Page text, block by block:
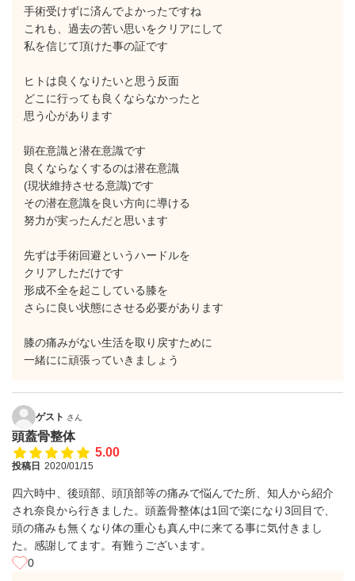
手術受けずに済んでよかったですね
これも、過去の苦い思いをクリアにして
私を信じて頂けた事の証です
ヒトは良くなりたいと思う反面
どこに行っても良くならなかったと
思う心があります
顕在意識と潜在意識です
良くならなくするのは潜在意識
(現状維持させる意識)です
その潜在意識を良い方向に導ける
努力が実ったんだと思います
先ずは手術回避というハードルを
クリアしただけです
形成不全を起こしている膝を
さらに良い状態にさせる必要があります
膝の痛みがない生活を取り戻すために
一緒にに頑張っていきましょう
ゲスト さん
頭蓋骨整体
5.00
投稿日 2020/01/15
四六時中、後頭部、頭頂部等の痛みで悩んでた所、知人から紹介
され奈良から行きました。頭蓋骨整体は1回で楽になり3回目で、
頭の痛みも無くなり体の重心も真ん中に来てる事に気付きまし
た。感謝してます。有難うございます。
0